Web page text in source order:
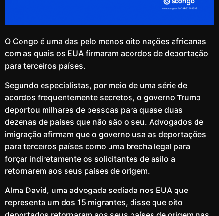
O Congo é uma das pelo menos oito nações africanas
com as quais os EUA firmaram acordos de deportação
para terceiros países.
Segundo especialistas, por meio de uma série de
acordos frequentemente secretos, o governo Trump
deportou milhares de pessoas para quase duas
dezenas de países que não são o seu. Advogados de
imigração afirmam que o governo usa as deportações
para terceiros países como uma brecha legal para
forçar indiretamente os solicitantes de asilo a
retornarem aos seus países de origem.
Alma David, uma advogada sediada nos EUA que
representa um dos 15 migrantes, disse que oito